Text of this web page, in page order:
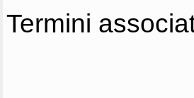
Termini